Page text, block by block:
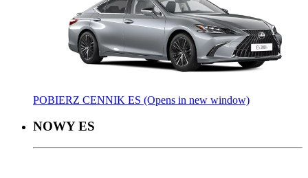
POBIERZ CENNIK ES (Opens in new window)
NOWY ES